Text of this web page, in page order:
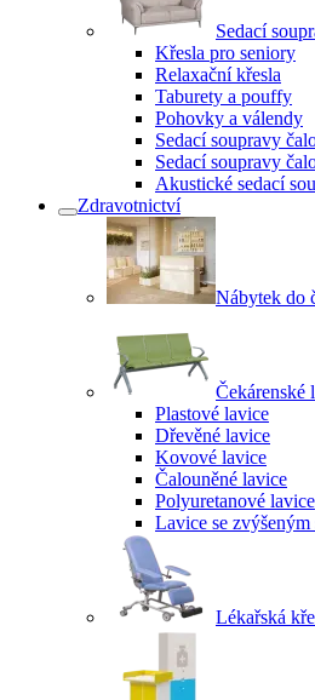
Sedací
Křesla pro seniory
Relaxační křesla
Taburety a pouffy
Pohovky a válendy
Sedací soupravy
Sedací soupravy
Akustické sedací
Zdravotnictví
Nábytek do
Čekárenské
Plastové lavice
Dřevěné lavice
Kovové lavice
Čalouněné lavice
Polyuretanové lavice
Lavice se zvýšeným
Lékařská